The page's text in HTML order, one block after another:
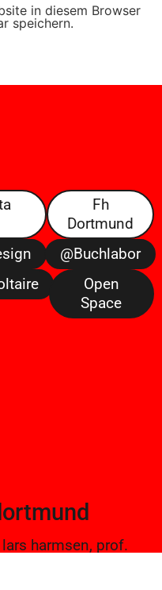
in diesem Browser
speichern.
Fh
Dortmund
@buchlabor
Open
Space
harmsen, prof.